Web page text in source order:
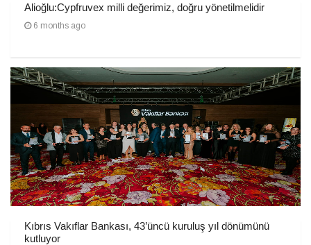
Alioğlu:Cypfruvex milli değerimiz, doğru yönetilmelidir
6 months ago
Kıbrıs Vakıflar Bankası, 43’üncü kuruluş yıl dönümünü
kutluyor